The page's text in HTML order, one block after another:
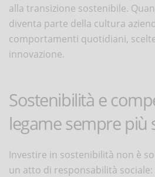
alla transizione sostenibile.
diventa parte della cultura
comportamenti quotidiani,
innovazione.
Sostenibilità e
legame sempre più
Investire in sostenibilità non è
un atto di responsabilità